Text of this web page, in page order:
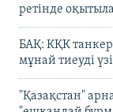
ретінде
БАҚ: КҚК танкер
мұнай тиеуді
"Қазақстан"